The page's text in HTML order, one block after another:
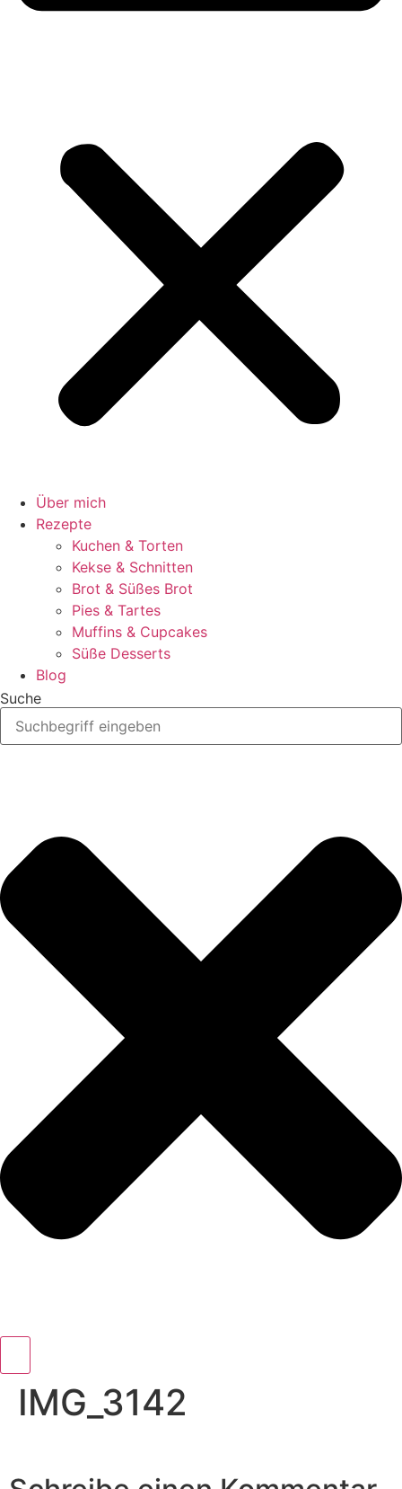
Über mich
Rezepte
Kuchen & Torten
Kekse & Schnitten
Brot & Süßes Brot
Pies & Tartes
Muffins & Cupcakes
Süße Desserts
Blog
Suche
IMG_3142